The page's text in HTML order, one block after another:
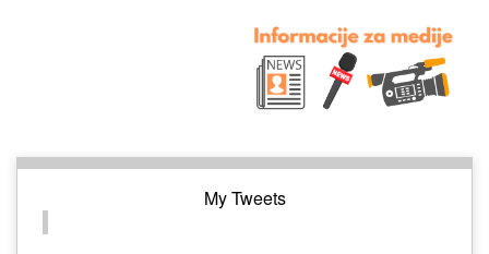
My Tweets